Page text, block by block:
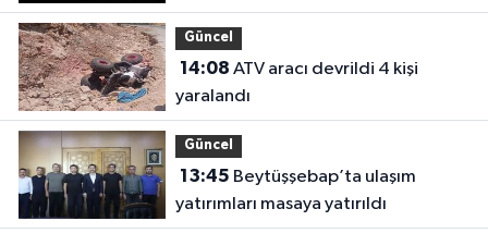
Güncel
14:08
yaralandı
Güncel
13:45
yatırımları masaya yatırıldı